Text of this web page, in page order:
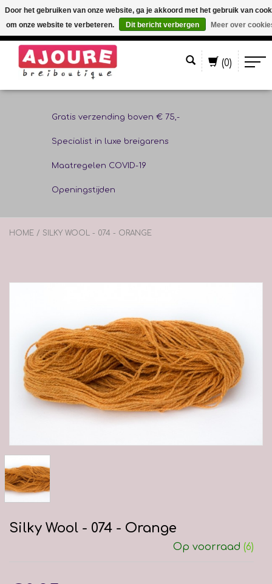
(0)
Gratis verzending boven € 75,-
Specialist in luxe breigarens
Maatregelen COVID-19
Openingstijden
HOME / SILKY WOOL - 074 - ORANGE
Silky Wool - 074 - Orange
Op voorraad (6)
Door het gebruiken van onze website, ga je akkoord met het gebruik van
om onze website te verbeteren.
Dit bericht verbergen Meer over